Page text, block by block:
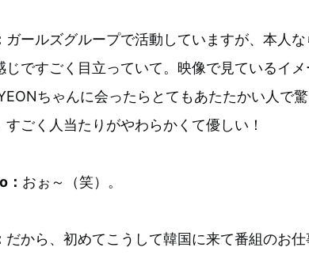
ガールズグループで活動していますが、本人
じですごく目立っていて。映像で見ているイ
ちゃんに会ったらとてもあたたかい人で
すごく人当たりがやわらかくて優しい！
： おぉ～（笑）。
だから、初めてこうして韓国に来て番組のお